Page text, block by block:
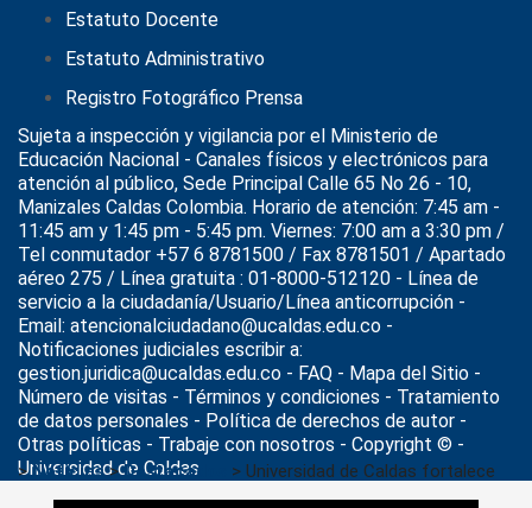
>Noticias>Destacados > Universidad de Caldas fortalece
alianzas para llevar el programa de Medicina al Magdalena
Estatuto Docente
Estatuto Administrativo
Registro Fotográfico Prensa
Sujeta a inspección y vigilancia por el Ministerio de
Educación Nacional - Canales físicos y electrónicos para
atención al público, Sede Principal Calle 65 No 26 - 10,
Manizales Caldas Colombia. Horario de atención: 7:45 am -
11:45 am y 1:45 pm - 5:45 pm. Viernes: 7:00 am a 3:30 pm /
Tel conmutador +57 6 8781500 / Fax 8781501 / Apartado
aéreo 275 / Línea gratuita : 01-8000-512120 - Línea de
servicio a la ciudadanía/Usuario/Línea anticorrupción -
Email: atencionalciudadano@ucaldas.edu.co -
Notificaciones judiciales escribir a:
gestion.juridica@ucaldas.edu.co - FAQ - Mapa del Sitio -
Número de visitas - Términos y condiciones - Tratamiento
de datos personales - Política de derechos de autor -
Otras políticas - Trabaje con nosotros - Copyright © -
Universidad de Caldas